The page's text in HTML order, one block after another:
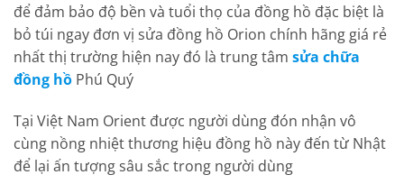
để đảm bảo độ bền và tuổi thọ của đồng hồ đặc biệt là
bỏ túi ngay đơn vị sửa đồng hồ Orion chính hãng giá rẻ
nhất thị trường hiện nay đó là trung tâm sửa chữa
đồng hồ Phú Quý
Tại Việt Nam Orient được người dùng đón nhận vô
cùng nồng nhiệt thương hiệu đồng hồ này đến từ Nhật
để lại ấn tượng sâu sắc trong người dùng